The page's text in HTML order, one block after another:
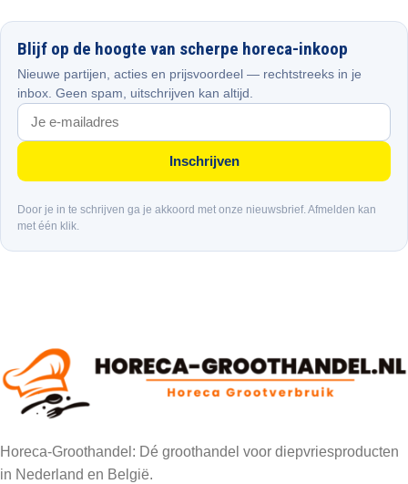
Blijf op de hoogte van scherpe horeca-inkoop
Nieuwe partijen, acties en prijsvoordeel — rechtstreeks in je
inbox. Geen spam, uitschrijven kan altijd.
Inschrijven
Door je in te schrijven ga je akkoord met onze nieuwsbrief. Afmelden kan
met één klik.
Horeca-Groothandel: Dé groothandel voor diepvriesproducten
in Nederland en België.